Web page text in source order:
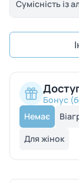
Сумісність із
Бонус
Немає
Для жінок